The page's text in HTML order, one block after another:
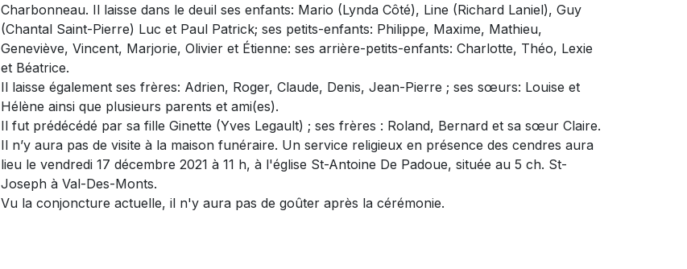
Charbonneau. Il laisse dans le deuil ses enfants: Mario (Lynda Côté), Line (Richard Laniel), Guy
(Chantal Saint-Pierre) Luc et Paul Patrick; ses petits-enfants: Philippe, Maxime, Mathieu,
Geneviève, Vincent, Marjorie, Olivier et Étienne: ses arrière-petits-enfants: Charlotte, Théo, Lexie
et Béatrice.
Il laisse également ses frères: Adrien, Roger, Claude, Denis, Jean-Pierre ; ses sœurs: Louise et
Hélène ainsi que plusieurs parents et ami(es).
Il fut prédécédé par sa fille Ginette (Yves Legault) ; ses frères : Roland, Bernard et sa sœur Claire.
Il n’y aura pas de visite à la maison funéraire. Un service religieux en présence des cendres aura
lieu le vendredi 17 décembre 2021 à 11 h, à l'église St-Antoine De Padoue, située au 5 ch. St-
Joseph à Val-Des-Monts.
Vu la conjoncture actuelle, il n'y aura pas de goûter après la cérémonie.